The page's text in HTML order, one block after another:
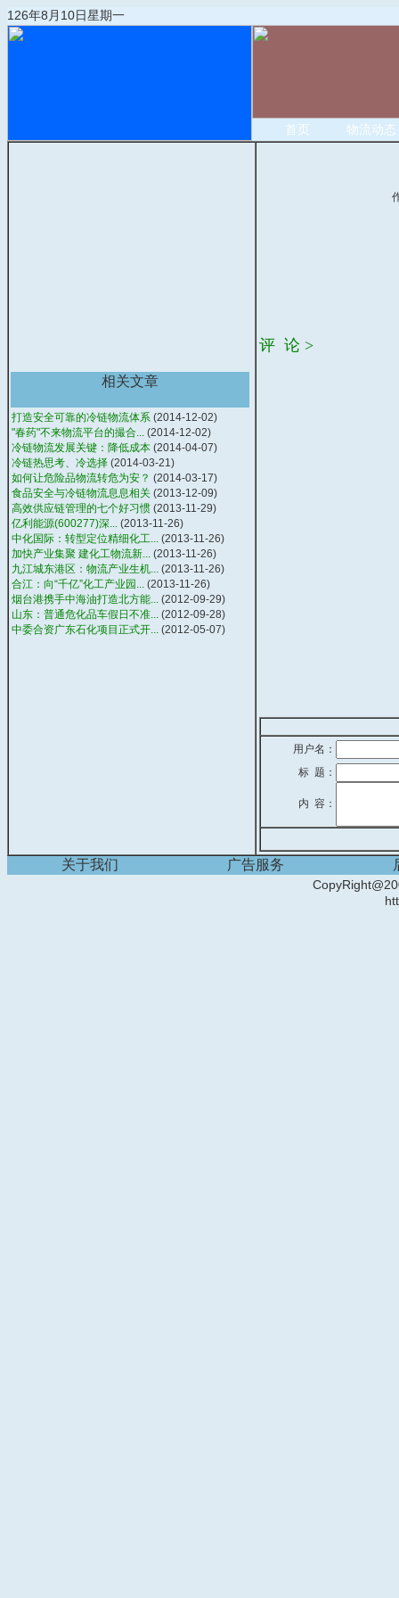
126年8月10日星期一
首页 物流动态
相关文章
打造安全可靠的冷链物流体系 (2014-12-02)
"春药"不来物流平台的撮合... (2014-12-02)
冷链物流发展关键：降低成本 (2014-04-07)
冷链热思考、冷选择 (2014-03-21)
如何让危险品物流转危为安？ (2014-03-17)
食品安全与冷链物流息息相关 (2013-12-09)
高效供应链管理的七个好习惯 (2013-11-29)
亿利能源(600277)深... (2013-11-26)
中化国际：转型定位精细化工... (2013-11-26)
加快产业集聚 建化工物流新... (2013-11-26)
九江城东港区：物流产业生机... (2013-11-26)
合江：向“千亿”化工产业园... (2013-11-26)
烟台港携手中海油打造北方能... (2012-09-29)
山东：普通危化品车假日不准... (2012-09-28)
中委合资广东石化项目正式开... (2012-05-07)
评 论 >
用户名：
标 题：
内 容：
关于我们 广告服务